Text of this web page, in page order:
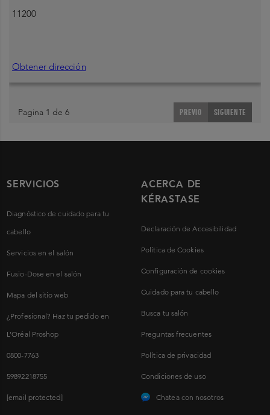
11200
Obtener dirección
Pagina 1 de 6 PREVIO SIGUIENTE
SERVICIOS
Diagnóstico de cuidado para tu
cabello
Servicios en el salón
Fusio-Dose en el salón
Mapa del sitio web
¿Profesional? Haz tu pedido en
L’Oréal Proshop
0800-7763
59892218755
[email protected]
ACERCA DE
KÉRASTASE
Declaración de Accesibilidad
Política de Cookies
Configuración de cookies
Cuidado para tu cabello
Busca tu salón
Preguntas frecuentes
Política de privacidad
Condiciones de uso
Chatea con nosotros